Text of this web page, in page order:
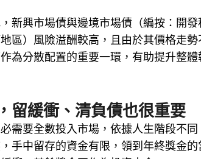
新興市場債與邊境市場債（編按：開
區）風險溢酬較高，且由於其價格走
為分散配置的重要一環，有助提升整體
留緩衝、清負債也很重要
需要全數投入市場，依據人生階段不
手中留存的資金有限，領到年終獎金